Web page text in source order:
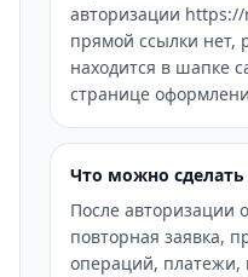
авторизации
прямой ссылки нет,
находится в шапке
странице
Что можно сделать
После авторизации
повторная заявка,
операций, платежи,